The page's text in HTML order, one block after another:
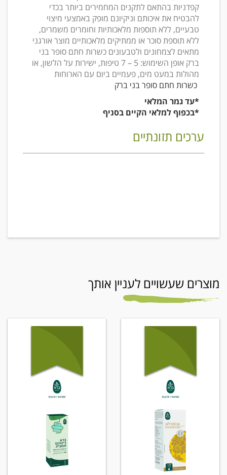
קפדניות בהתאם לתקנים המחמירים ביותר בכדי
להבטיח את איכותם וניקיונם מופק באמצעי מיצוי
טבעיים, ללא תוספות מלאכותיות וחומרים משמרים,
ללא תוספת סוכר או ממתיקים מלאכותיים מוצר אורגני
מתאים לצמחונים ולטבעונים כשרות חתם סופר בני
ברק אופן השימוש: 5 – 7 טיפות, ישירות על הלשון, או
מהולות במעט מים, פעמיים ביום עם הארוחות
כשרות חתם סופר בני ברק
*עד גמר המלאי
*בכפוף למלאי הקיים בסניף
ערכים תזונתיים
מוצרים שעשויים לעניין אותך